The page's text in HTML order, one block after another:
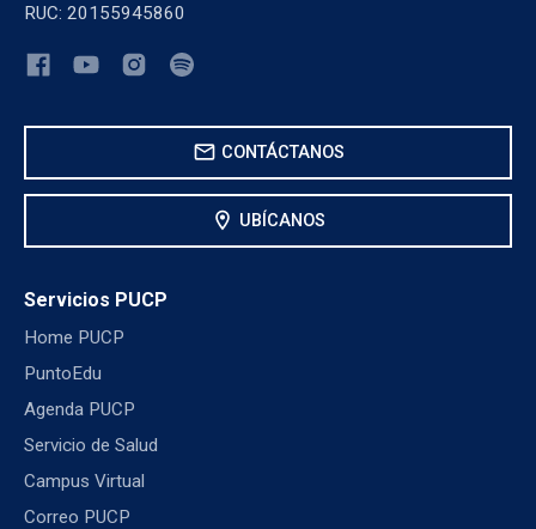
RUC: 20155945860
mail CONTÁCTANOS
location_on UBÍCANOS
Servicios PUCP
Home PUCP
PuntoEdu
Agenda PUCP
Servicio de Salud
Campus Virtual
Correo PUCP